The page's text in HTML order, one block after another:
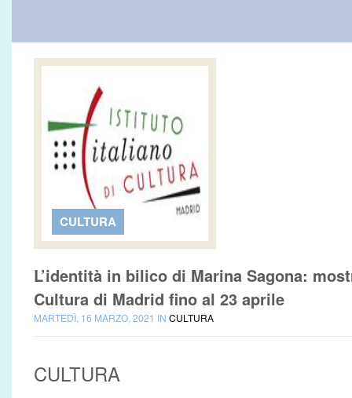
CULTURA
L’identità in bilico di Marina Sagona:
Cultura di Madrid fino al 23 aprile
MARTEDÌ, 16 MARZO, 2021 IN CULTURA
CULTURA